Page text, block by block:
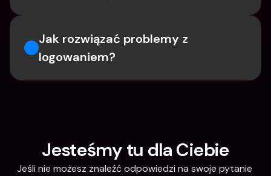
Jak rozwiązać problemy z
logowaniem?
Jesteśmy tu dla Ciebie
Jeśli nie możesz znaleźć odpowiedzi na swoje pytanie